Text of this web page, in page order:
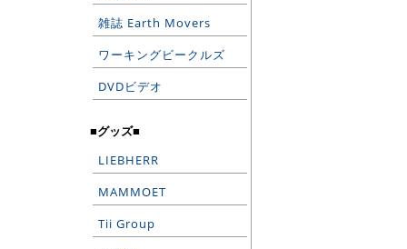
雑誌 Earth Movers
ワーキングビークルズ
DVDビデオ
■グッズ■
LIEBHERR
MAMMOET
Tii Group